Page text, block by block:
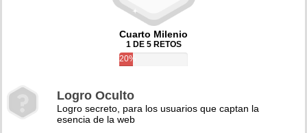
Cuarto Milenio
1 DE 5 RETOS
20%
Logro Oculto
Logro secreto, para los usuarios que captan la
esencia de la web